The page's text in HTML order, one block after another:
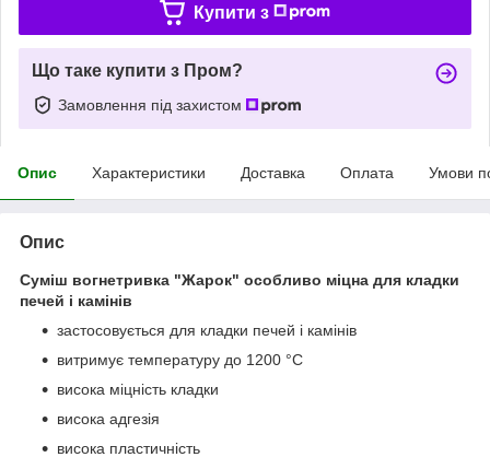
Купити з
Що таке купити з Пром?
Замовлення під захистом
Опис Характеристики Доставка Оплата Умови
Опис
Суміш вогнетривка "Жарок" особливо міцна для кладки
печей і камінів
застосовується для кладки печей і камінів
витримує температуру до 1200 °C
висока міцність кладки
висока адгезія
висока пластичність